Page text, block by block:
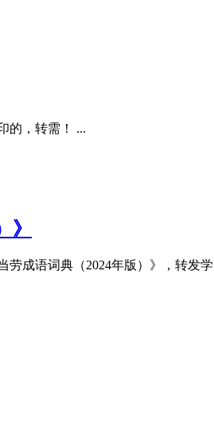
的，转需！ ​​​ ...
》
成语词典（2024年版）》，转发学